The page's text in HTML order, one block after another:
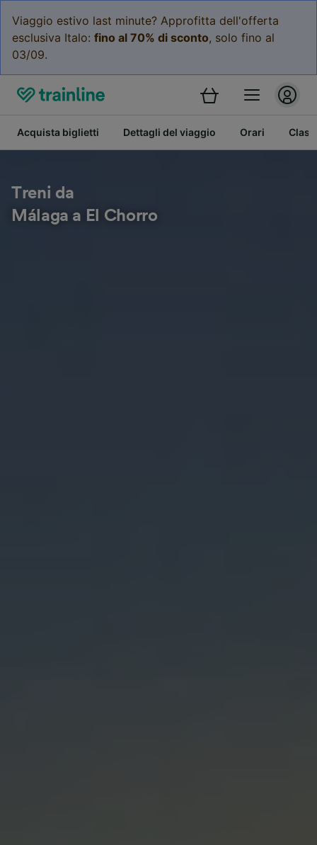
Viaggio estivo last minute? Approfitta dell'offerta
esclusiva Italo: fino al 70% di sconto, solo fino al
03/09.
Acquista biglietti Dettagli del viaggio Orari
Treni da
Málaga a El Chorro